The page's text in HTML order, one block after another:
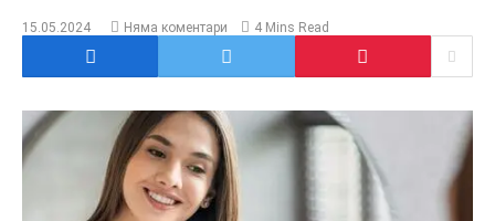
15.05.2024 Няма коментари 4 Mins Read